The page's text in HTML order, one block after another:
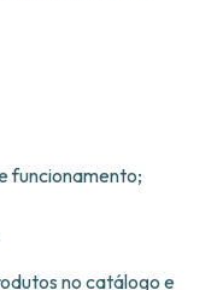
funcionamento;
no catálogo e